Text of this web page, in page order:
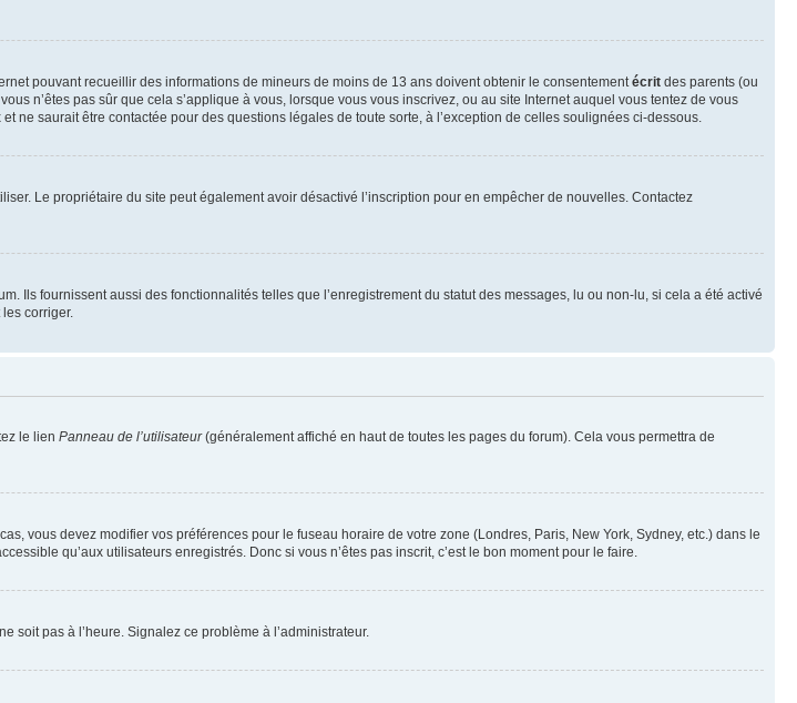
pouvant recueillir des informations de mineurs de moins de 13 ans doivent obtenir le consentementécrit des parents (ou
n’êtes pas sûr que cela s’applique à vous, lorsque vous vous inscrivez, ou au site Internet auquel vous tentez de vous
saurait être contactée pour des questions légales de toute sorte, à l’exception de celles soulignées ci-dessous.
Le propriétaire du site peut également avoir désactivé l’inscription pour en empêcher de nouvelles. Contactez
Ils fournissent aussi des fonctionnalités telles que l’enregistrement du statut des messages, lu ou non-lu, si cela a été activé
corriger.
le lien Panneau de l’utilisateur(généralement affiché en haut de toutes les pages du forum). Cela vous permettra de
vous devez modifier vos préférences pour le fuseau horaire de votre zone (Londres, Paris, New York, Sydney, etc.) dans le
qu’aux utilisateurs enregistrés. Donc si vous n’êtes pas inscrit, c’est le bon moment pour le faire.
soit pas à l’heure. Signalez ce problème à l’administrateur.